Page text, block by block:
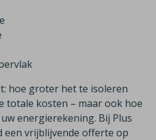
hoe groter het te isoleren
totale kosten – maar ook hoe
energierekening. Bij Plus
vrijblijvende offerte op